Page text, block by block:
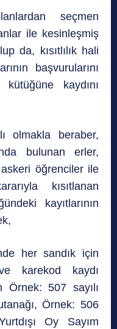
seçmen
ile kesinleşmiş
da, kısıtlılık hali
başvurularını
kaydını
olmakla beraber,
bulunan erler,
askeri öğrenciler ile
kısıtlanan
kayıtlarının
her sandık için
karekod kaydı
Örnek: 507 sayılı
Örnek: 506
Oy Sayım